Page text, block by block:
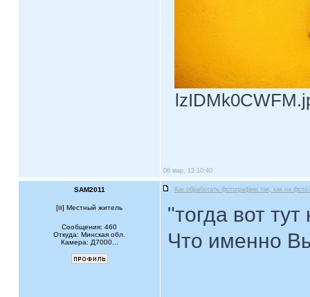
06 мар, 13 10:40
SAM2011 Как обработать фотографию так, как на
[ ] Местный житель
Сообщения: 460
Откуда: Минская обл.
Камера: Д7000...
"тогда вот
Что именно